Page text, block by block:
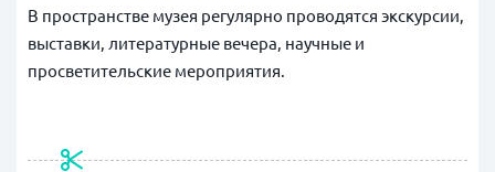
В пространстве музея регулярно проводятся экскурсии,
выставки, литературные вечера, научные и
просветительские мероприятия.